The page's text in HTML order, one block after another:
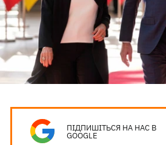
ПІДПИШІТЬСЯ НА НАС В
GOOGLE